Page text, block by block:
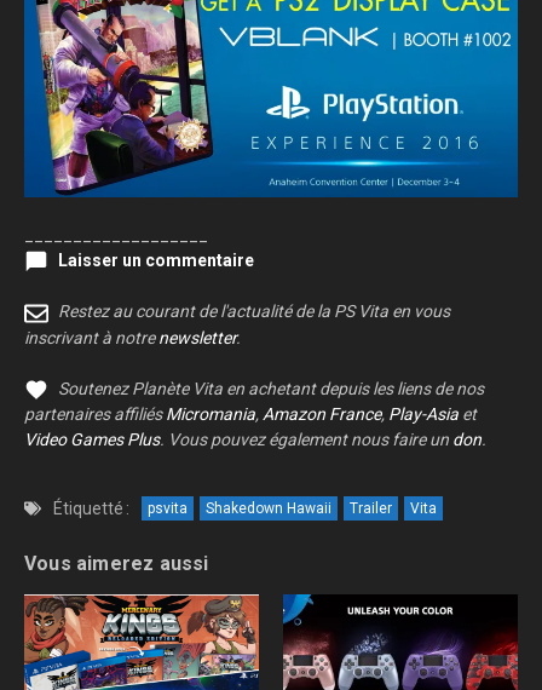
Laisser un commentaire
Restez au courant de l'actualité de la PS Vita en vous
inscrivant à notrenewsletter.
Soutenez Planète Vita en achetant depuis les liens de nos
partenaires affiliésMicromania, Amazon France, Play-Asia et
Video Games Plus. Vous pouvez également nous faire un don.
Étiquetté : psvita Shakedown Hawaii Trailer Vita
Vous aimerez aussi